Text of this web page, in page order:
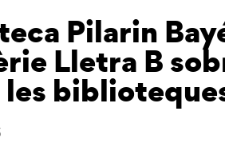
Pilarin
Lletra B
les